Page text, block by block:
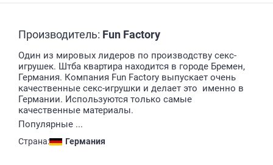
Производитель: Fun Factory
Один из мировых лидеров по производству секс-
игрушек. Штба квартира находится в городе Бремен,
Германия. Компания Fun Factory выпускает очень
качественные секс-игрушки и делает это именно в
Германии. Используются только самые
качественные материалы.
Популярные ...
Страна: Германия